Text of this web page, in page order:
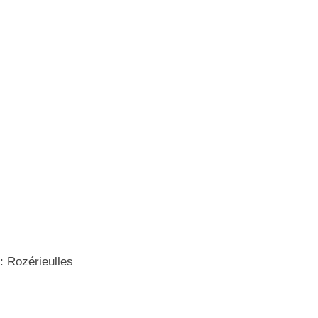
Rozérieulles